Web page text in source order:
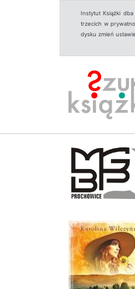
Instytut Książki
trzecich w
dysku zmień